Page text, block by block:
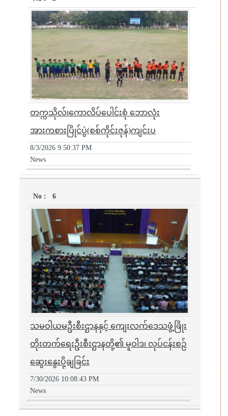
တက္ကသိုလ်၊ကောလိပ်ပေါင်းစုံ ဘောလုံး
အားကစားပြိုင်ပွဲ(စစ်ကိုင်းဇုန်)ကျင်းပ
8/3/2026 9:50:37 PM
News
6
သမဝါယမဦးစီးဌာနနှင့် ကျေးလက်ဒေသဖွံ့ဖြိုး
တိုးတက်ရေးဦးစီးဌာနတို့၏ မူဝါဒ၊ လုပ်ငန်းစဉ်
ဆွေးနွေးပို့ချခြင်း
7/30/2026 10:08:43 PM
News